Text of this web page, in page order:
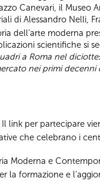
Canevari, il Museo
di Alessandro Nelli,
dell’arte moderna
scientifiche si
a Roma nel
nei primi decenni
link per partecipare
che celebrano i
Moderna e
la formazione e